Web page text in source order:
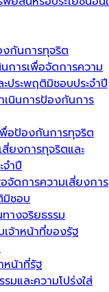
กันการทุจริต
การเพื่อจัดการความ
ประพฤติมิชอบประจำปี
เนินการป้องกันการ
พื่อป้องกันการทุจริต
สี่ยงการทุจริตและ
จำปี
จัดการความเสี่ยงการ
มิชอบ
างจริยธรรม
เจ้าหน้าที่ของรัฐ
หน้าที่รัฐ
มและความโปร่งใส่